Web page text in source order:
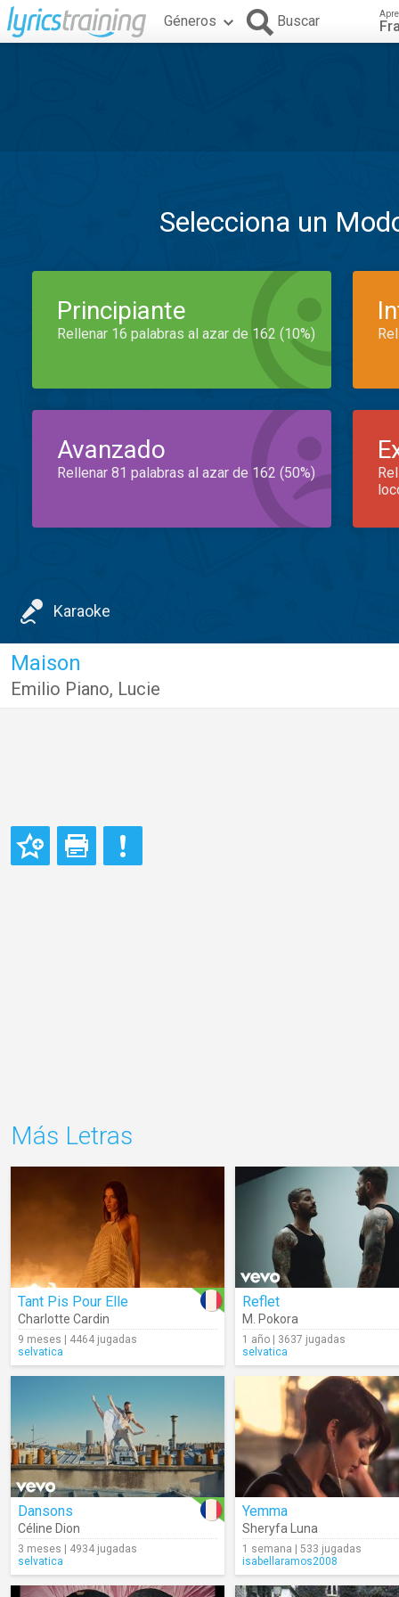
Géneros Buscar
Selecciona un
Principiante
Rellenar 16 palabras al azar de 162 (10%)
Avanzado
Rellenar 81 palabras al azar de 162 (50%)
Karaoke
Maison
Emilio Piano, Lucie
Más Letras
Tant Pis Pour Elle
Charlotte Cardin
9 meses | 4464 jugadas
selvatica
Reflet
M. Pokora
1 año | 3637 jugadas
selvatica
Dansons
Céline Dion
3 meses | 4934 jugadas
selvatica
Yemma
Sheryfa Luna
1 semana | 533 jugadas
isabellaramos2008